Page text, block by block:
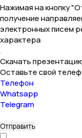
Нажимая на кнопку
получение
электронных писем
характера
Скачать
Оставьте свой
Телефон
Whatsapp
Telegram